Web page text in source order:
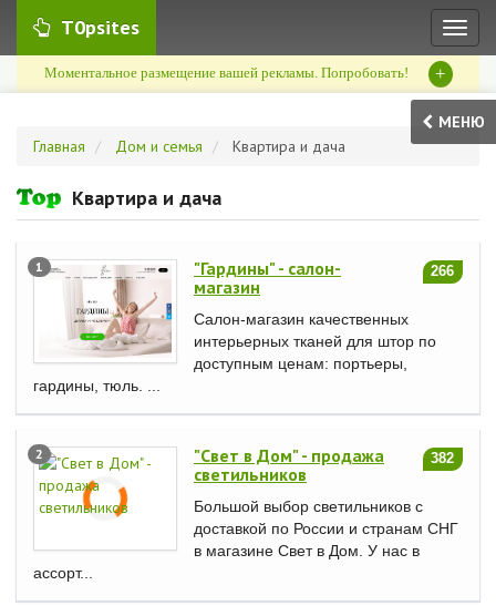
T0psites
Моментальное размещение вашей рекламы. Попробовать! +
МЕНЮ
Главная
Дом и семья Квартира и дача
Квартира и дача
1 266
"Гардины" - салон-
магазин
Салон-магазин качественных
интерьерных тканей для штор по
доступным ценам: портьеры,
гардины, тюль. ...
2 382
"Свет в Дом" - продажа
светильников
Большой выбор светильников с
доставкой по России и странам СНГ
в магазине Свет в Дом. У нас в
ассорт...